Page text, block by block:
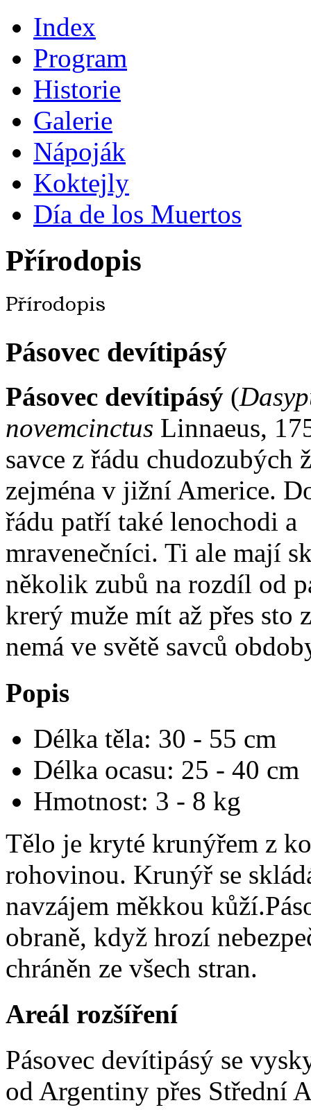
Index
Program
Historie
Galerie
Nápoják
Koktejly
Día de los Muertos
Přírodopis
Pásovec devítipásý
Pásovec devítipásý (
novemcinctus Linnaeus,
savce z řádu chudozubých
zejména v jižní Americe.
řádu patří také lenochodi a
mravenečníci. Ti ale mají
několik zubů na rozdíl od
krerý muže mít až přes sto
nemá ve světě savců
Popis
Délka těla: 30 - 55 cm
Délka ocasu: 25 - 40 cm
Hmotnost: 3 - 8 kg
Tělo je kryté krunýřem z
rohovinou. Krunýř se
navzájem měkkou
obraně, když hrozí
chráněn ze všech stran.
Areál rozšíření
Pásovec devítipásý se
od Argentiny přes Střední